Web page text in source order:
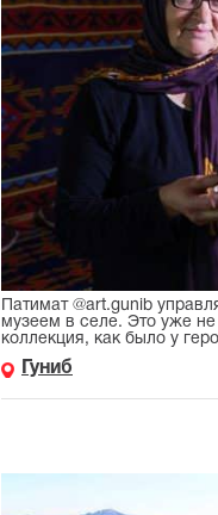
Патимат @art.gunib
музеем в селе. Это уже
коллекция, как было у
Гуниб